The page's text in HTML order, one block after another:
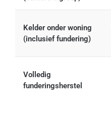
Kelder onder woning
(inclusief fundering)
Volledig
funderingsherstel